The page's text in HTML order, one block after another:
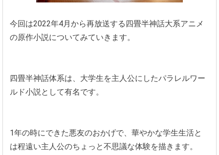
今回は2022年4月から再放送する四畳半神話大系アニメ
の原作小説についてみていきます。
四畳半神話体系は、大学生を主人公にしたパラレルワー
ルド小説として有名です。
1年の時にできた悪友のおかげで、華やかな学生生活と
は程遠い主人公のちょっと不思議な体験を描きます。